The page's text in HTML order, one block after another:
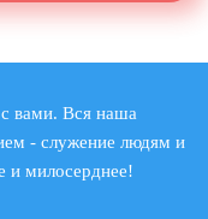
вами. Вся наша
- служение людям и
и милосерднее!